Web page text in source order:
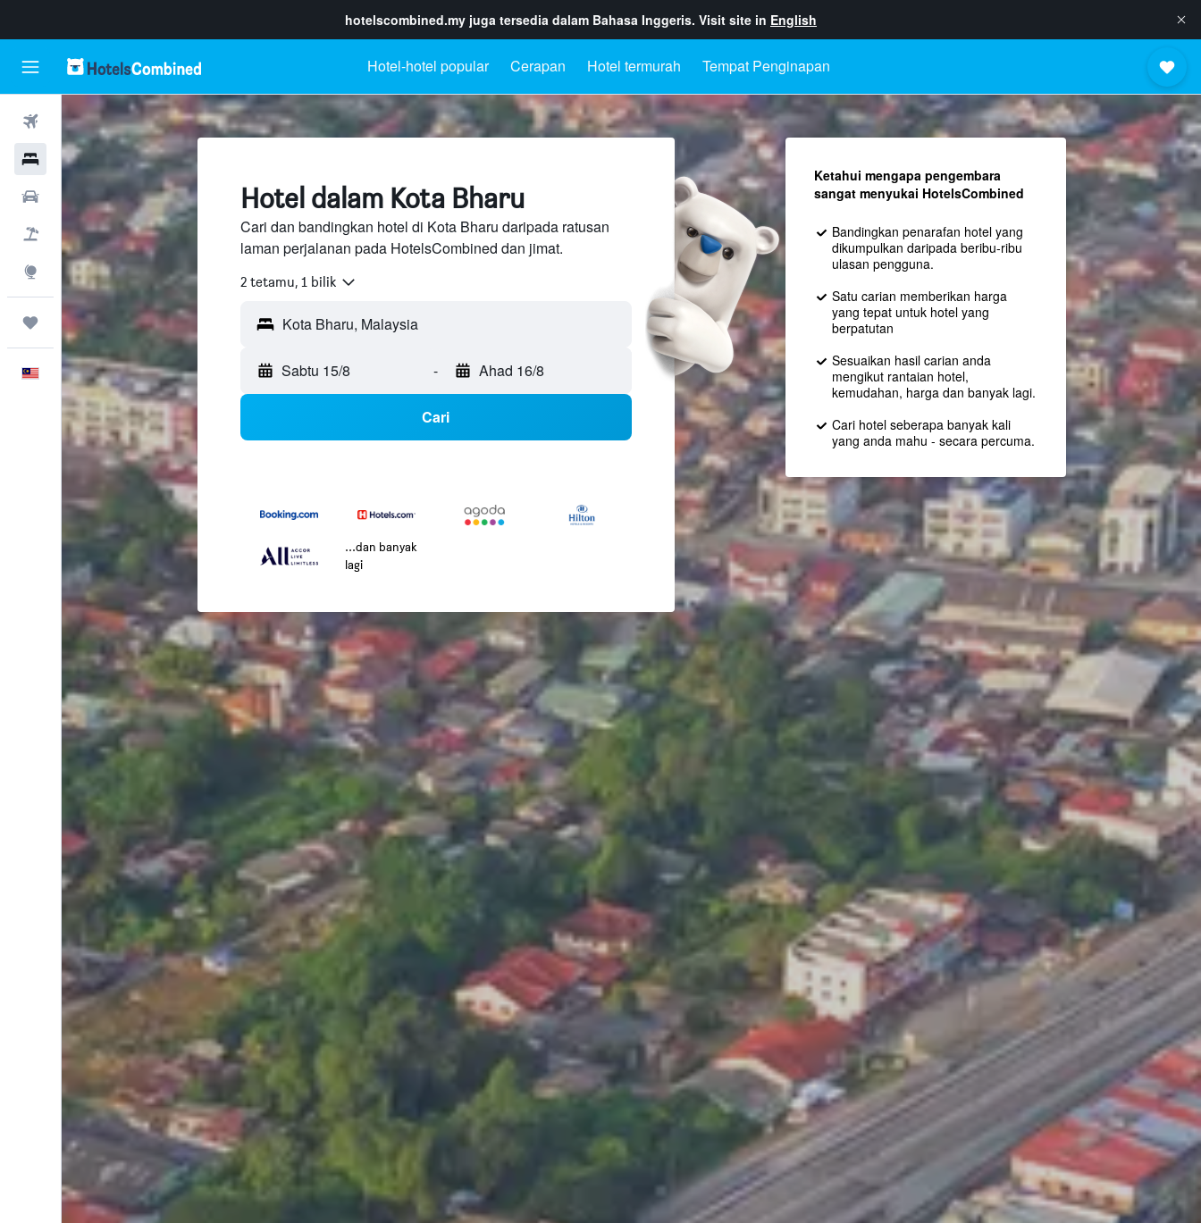
hotelscombined.my juga tersedia dalam Bahasa Inggeris. Visit site in English
Hotel-hotel popular Cerapan Hotel termurah Tempat Penginapan
Penerbangan
Hotel
Sewaan Kereta
Pakej
Eksplorasi
Perjalanan
Melayu
Hotel dalam Kota Bharu
Cari dan bandingkan hotel di Kota Bharu daripada ratusan
laman perjalanan pada HotelsCombined dan jimat.
2 tetamu, 1 bilik
Sabtu 15/8 - Ahad 16/8
Cari
...dan banyak
lagi
Ketahui mengapa pengembara
sangat menyukai HotelsCombined
Bandingkan penarafan hotel yang
dikumpulkan daripada beribu-ribu
ulasan pengguna.
Satu carian memberikan harga
yang tepat untuk hotel yang
berpatutan
Sesuaikan hasil carian anda
mengikut rantaian hotel,
kemudahan, harga dan banyak lagi.
Cari hotel seberapa banyak kali
yang anda mahu - secara percuma.